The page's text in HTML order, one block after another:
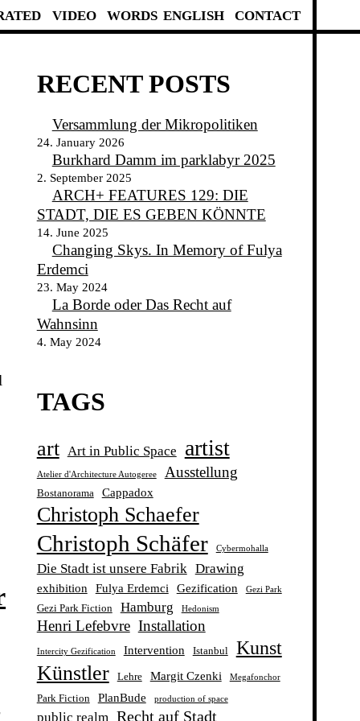
VIDEO WORDS ENGLISH CONTACT
RECENT POSTS
Versammlung der Mikropolitiken
24. January 2026
Burkhard Damm im parklabyr 2025
2. September 2025
ARCH+ FEATURES 129: DIE
STADT, DIE ES GEBEN KÖNNTE
14. June 2025
Changing Skys. In Memory of Fulya
Erdemci
23. May 2024
La Borde oder Das Recht auf
Wahnsinn
4. May 2024
TAGS
art Art in Public Space artist
Atelier d'Architecture Autogeree Ausstellung
Bostanorama Cappadox
Christoph Schaefer
Christoph Schäfer Cybermohalla
Die Stadt ist unsere Fabrik Drawing
exhibition Fulya Erdemci Gezification Gezi Park
Gezi Park Fiction Hamburg Hedonism
Henri Lefebvre Installation
Intercity Gezification Intervention Istanbul Kunst
Künstler Lehre Margit Czenki Megafonchor
Park Fiction PlanBude production of space
public realm Recht auf Stadt